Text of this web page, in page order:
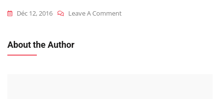
Déc 12, 2016 Leave A CommentOn
About the Author